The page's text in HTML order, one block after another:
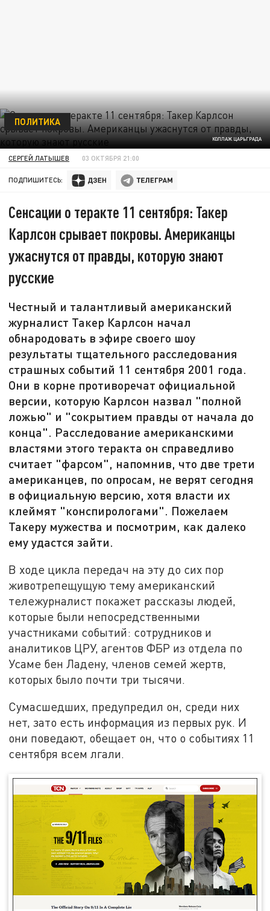
КОЛЛАЖ ЦАРЬГРАДА
ПОЛИТИКА
СЕРГЕЙ ЛАТЫШЕВ 03 ОКТЯБРЯ 21:00
ПОДПИШИТЕСЬ:
Сенсации о теракте 11 сентября: Такер
Карлсон срывает покровы. Американцы
ужаснутся от правды, которую знают
русские
Честный и талантливый американский
журналист Такер Карлсон начал
обнародовать в эфире своего шоу
результаты тщательного расследования
страшных событий 11 сентября 2001 года.
Они в корне противоречат официальной
версии, которую Карлсон назвал "полной
ложью" и "сокрытием правды от начала до
конца". Расследование американскими
властями этого теракта он справедливо
считает "фарсом", напомнив, что две трети
американцев, по опросам, не верят сегодня
в официальную версию, хотя власти их
клеймят "конспирологами". Пожелаем
Такеру мужества и посмотрим, как далеко
ему удастся зайти.
В ходе цикла передач на эту до сих пор
животрепещущую тему американский
тележурналист покажет рассказы людей,
которые были непосредственными
участниками событий: сотрудников и
аналитиков ЦРУ, агентов ФБР из отдела по
Усаме бен Ладену, членов семей жертв,
которых было почти три тысячи.
Сумасшедших, предупредил он, среди них
нет, зато есть информация из первых рук. И
они поведают, обещает он, что о событиях 11
сентября всем лгали.